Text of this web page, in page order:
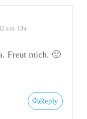
a.m. Uhr
Freut mich. 🙂
Reply